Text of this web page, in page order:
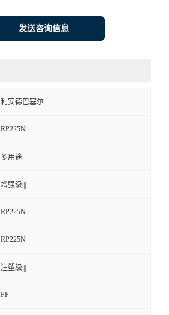
发送咨询信息
利安德巴塞尔
RP225N
多用途
增强级|||
RP225N
RP225N
注塑级|||
PP